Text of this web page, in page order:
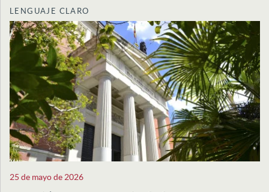
LENGUAJE CLARO
25 de mayo de 2026